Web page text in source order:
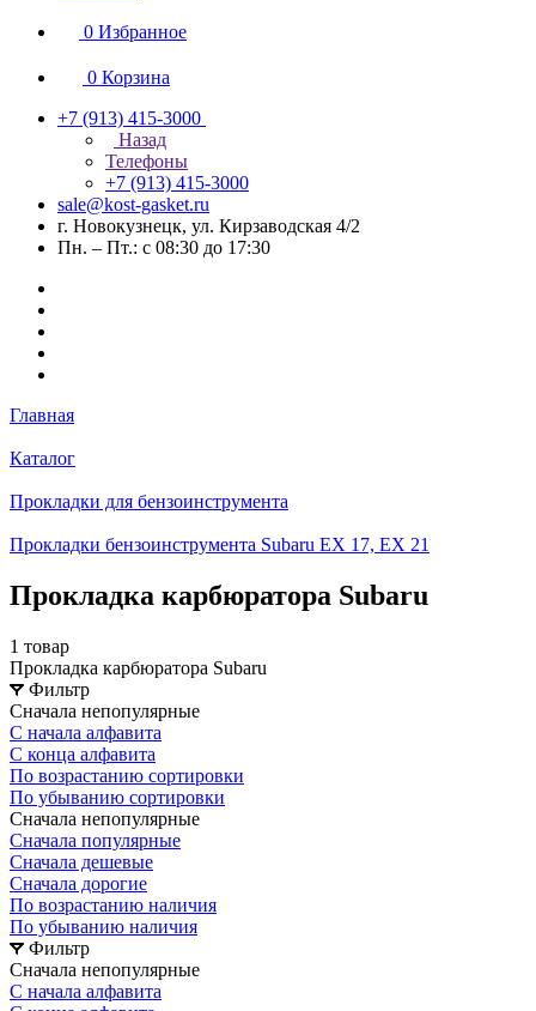
0 Избранное
0 Корзина
+7 (913) 415-3000
Назад
Телефоны
+7 (913) 415-3000
sale@kost-gasket.ru
г. Новокузнецк, ул. Кирзаводская 4/2
Пн. – Пт.: с 08:30 до 17:30
Главная
Каталог
Прокладки для бензоинструмента
Прокладки бензоинструмента Subaru EX 17, EX 21
Прокладка карбюратора Subaru
1 товар
Прокладка карбюратора Subaru
Фильтр
Сначала непопулярные
С начала алфавита
С конца алфавита
По возрастанию сортировки
По убыванию сортировки
Сначала непопулярные
Сначала популярные
Сначала дешевые
Сначала дорогие
По возрастанию наличия
По убыванию наличия
Фильтр
Сначала непопулярные
С начала алфавита